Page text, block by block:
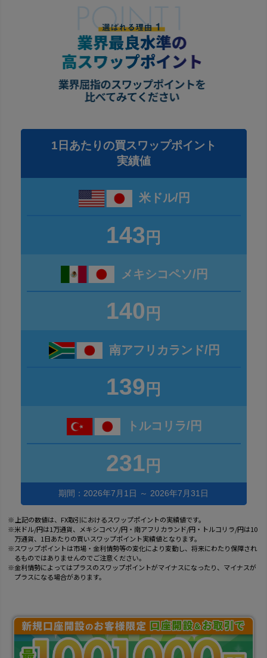
1日あたりの買スワップポイント
実績値
米ドル/円
143 円
メキシコペソ/円
140 円
南アフリカランド/円
139 円
トルコリラ/円
231 円
期間：2026年7月1日 ～ 2026年7月31日
上記の数値は、FX取引におけるスワップポイントの実績値です。
米ドル/円は1万通貨、メキシコペソ/円・南アフリカランド/円・トルコリラ/円は10
万通貨、1日あたりの買いスワップポイント実績値となります。
スワップポイントは市場・金利情勢等の変化により変動し、将来にわたり保障され
るものではありませんのでご注意ください。
金利情勢によってはプラスのスワップポイントがマイナスになったり、マイナスが
プラスになる場合があります。